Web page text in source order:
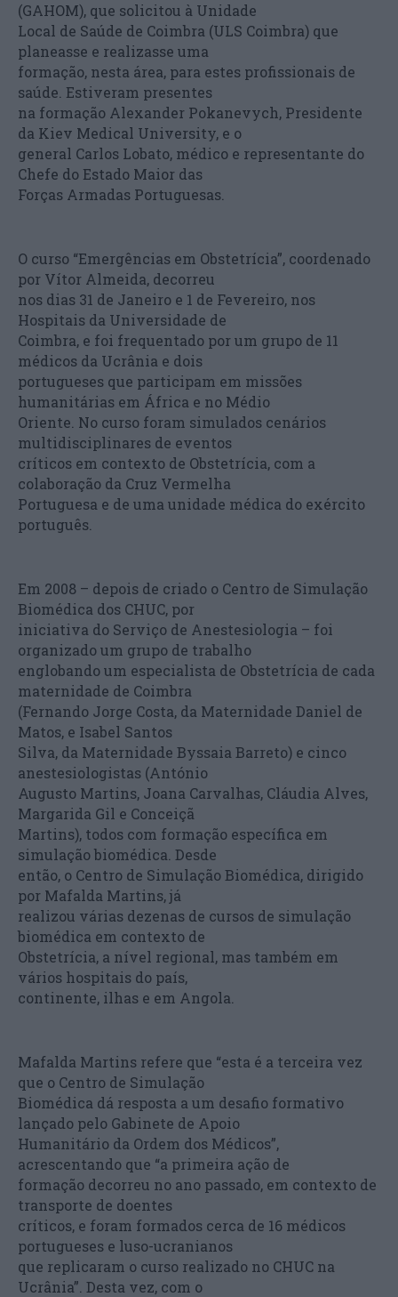
(GAHOM), que solicitou à Unidade
Local de Saúde de Coimbra (ULS Coimbra) que
planeasse e realizasse uma
formação, nesta área, para estes profissionais de
saúde. Estiveram presentes
na formação Alexander Pokanevych, Presidente
da Kiev Medical University, e o
general Carlos Lobato, médico e representante do
Chefe do Estado Maior das
Forças Armadas Portuguesas.
O curso “Emergências em Obstetrícia”, coordenado
por Vítor Almeida, decorreu
nos dias 31 de Janeiro e 1 de Fevereiro, nos
Hospitais da Universidade de
Coimbra, e foi frequentado por um grupo de 11
médicos da Ucrânia e dois
portugueses que participam em missões
humanitárias em África e no Médio
Oriente. No curso foram simulados cenários
multidisciplinares de eventos
críticos em contexto de Obstetrícia, com a
colaboração da Cruz Vermelha
Portuguesa e de uma unidade médica do exército
português.
Em 2008 – depois de criado o Centro de Simulação
Biomédica dos CHUC, por
iniciativa do Serviço de Anestesiologia – foi
organizado um grupo de trabalho
englobando um especialista de Obstetrícia de cada
maternidade de Coimbra
(Fernando Jorge Costa, da Maternidade Daniel de
Matos, e Isabel Santos
Silva, da Maternidade Byssaia Barreto) e cinco
anestesiologistas (António
Augusto Martins, Joana Carvalhas, Cláudia Alves,
Margarida Gil e Conceiçã
Martins), todos com formação específica em
simulação biomédica. Desde
então, o Centro de Simulação Biomédica, dirigido
por Mafalda Martins, já
realizou várias dezenas de cursos de simulação
biomédica em contexto de
Obstetrícia, a nível regional, mas também em
vários hospitais do país,
continente, ilhas e em Angola.
Mafalda Martins refere que “esta é a terceira vez
que o Centro de Simulação
Biomédica dá resposta a um desafio formativo
lançado pelo Gabinete de Apoio
Humanitário da Ordem dos Médicos”,
acrescentando que “a primeira ação de
formação decorreu no ano passado, em contexto de
transporte de doentes
críticos, e foram formados cerca de 16 médicos
portugueses e luso-ucranianos
que replicaram o curso realizado no CHUC na
Ucrânia”. Desta vez, com o